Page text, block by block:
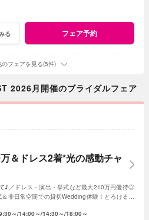
る フェア予約
のフェアを見る(5件)
月開催のブライダルフェア
＆ドレス2着*光の感動チャ
♪／ドレス・演出・挙式など最大210万円優待◎
非日常空間での貸切Wedding体験！とろける和
～ 14:00～ 14:30～ 18:00～